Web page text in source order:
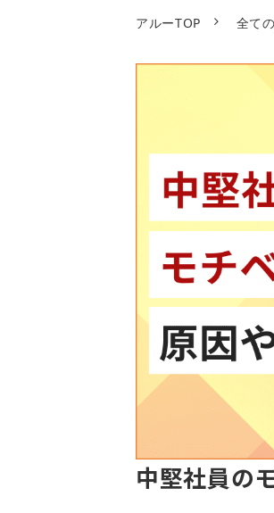
アルーTOP 全て
中堅社員の